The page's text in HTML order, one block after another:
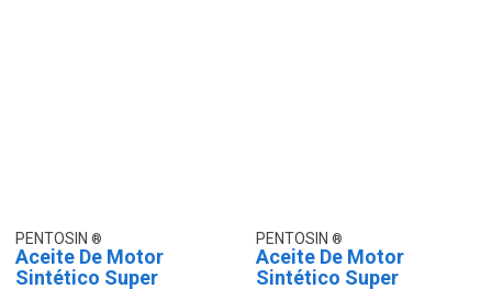
PENTOSIN
Aceite De Motor
Sintético Super
PENTOSIN
Aceite De Motor
Sintético Super